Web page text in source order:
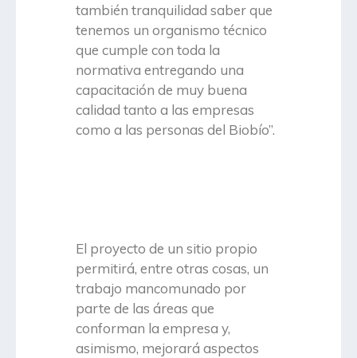
también tranquilidad saber que
tenemos un organismo técnico
que cumple con toda la
normativa entregando una
capacitación de muy buena
calidad tanto a las empresas
como a las personas del Biobío”.
El proyecto de un sitio propio
permitirá, entre otras cosas, un
trabajo mancomunado por
parte de las áreas que
conforman la empresa y,
asimismo, mejorará aspectos